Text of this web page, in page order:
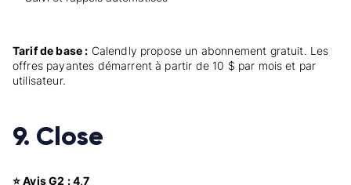
Tarif de base : Calendly propose un abonnement gratuit. Les
offres payantes démarrent à partir de 10 $ par mois et par
utilisateur.
9. Close
⭐ Avis G2 : 4,7